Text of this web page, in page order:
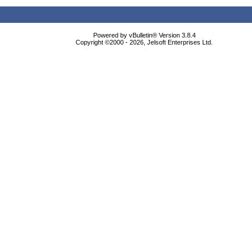
Powered by vBulletin® Version 3.8.4
Copyright ©2000 - 2026, Jelsoft Enterprises Ltd.